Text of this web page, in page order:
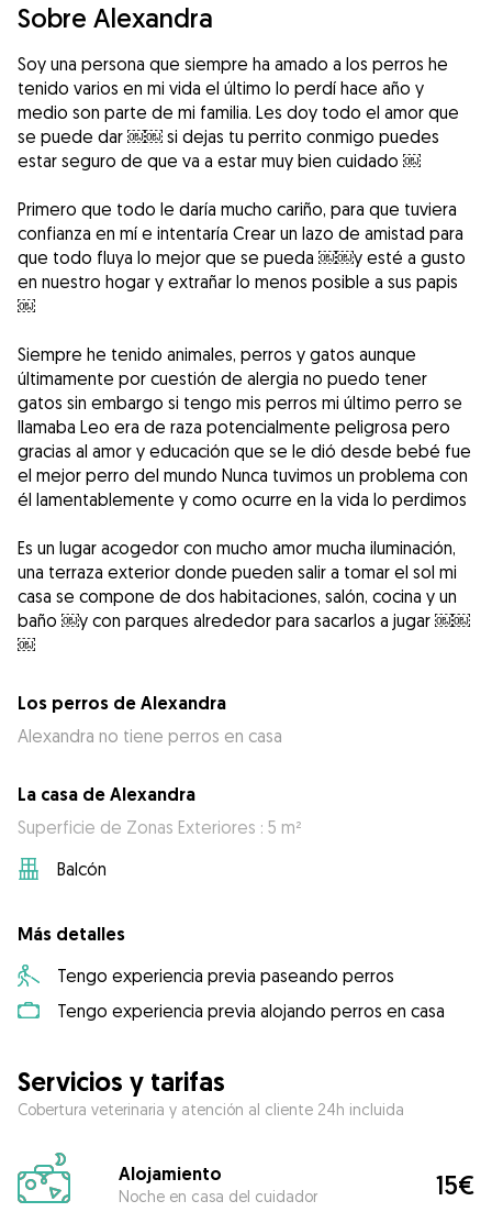
Sobre Alexandra
Soy una persona que siempre ha amado a los perros he
tenido varios en mi vida el último lo perdí hace año y
medio son parte de mi familia. Les doy todo el amor que
se puede dar ￼￼ si dejas tu perrito conmigo puedes
estar seguro de que va a estar muy bien cuidado ￼
Primero que todo le daría mucho cariño, para que tuviera
confianza en mí e intentaría Crear un lazo de amistad para
que todo fluya lo mejor que se pueda ￼￼y esté a gusto
en nuestro hogar y extrañar lo menos posible a sus papis
￼
Siempre he tenido animales, perros y gatos aunque
últimamente por cuestión de alergia no puedo tener
gatos sin embargo si tengo mis perros mi último perro se
llamaba Leo era de raza potencialmente peligrosa pero
gracias al amor y educación que se le dió desde bebé fue
el mejor perro del mundo Nunca tuvimos un problema con
él lamentablemente y como ocurre en la vida lo perdimos
Es un lugar acogedor con mucho amor mucha iluminación,
una terraza exterior donde pueden salir a tomar el sol mi
casa se compone de dos habitaciones, salón, cocina y un
baño ￼y con parques alrededor para sacarlos a jugar ￼￼
￼
Los perros de Alexandra
Alexandra no tiene perros en casa
La casa de Alexandra
Superficie de Zonas Exteriores : 5 m²
Balcón
Más detalles
Tengo experiencia previa paseando perros
Tengo experiencia previa alojando perros en casa
Servicios y tarifas
Cobertura veterinaria y atención al cliente 24h incluida
Alojamiento
Noche en casa del cuidador 15€